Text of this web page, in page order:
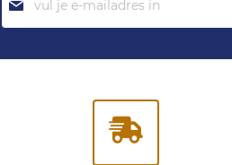
je
op
nieuwsbrief: